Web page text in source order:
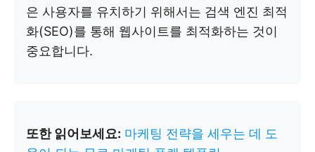
은 사용자를 유치하기 위해서는 검색 엔진 최적
화(SEO)를 통해 웹사이트를 최적화하는 것이
중요합니다.
또한 읽어보세요: 마케팅 전략을 세우는 데 도